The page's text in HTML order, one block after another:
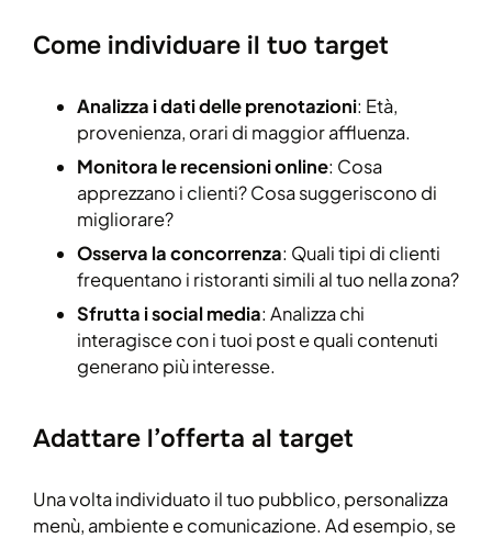
Come individuare il tuo target
Analizza i dati delle prenotazioni: Età,
provenienza, orari di maggior affluenza.
Monitora le recensioni online: Cosa
apprezzano i clienti? Cosa suggeriscono di
migliorare?
Osserva la concorrenza: Quali tipi di clienti
frequentano i ristoranti simili al tuo nella zona?
Sfrutta i social media: Analizza chi
interagisce con i tuoi post e quali contenuti
generano più interesse.
Adattare l’offerta al target
Una volta individuato il tuo pubblico, personalizza
menù, ambiente e comunicazione. Ad esempio, se